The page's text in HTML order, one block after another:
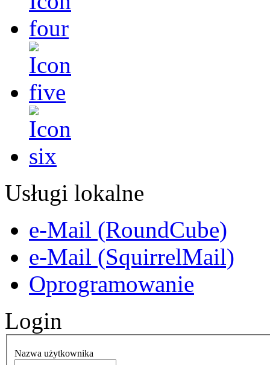
Usługi lokalne
e-Mail (RoundCube)
e-Mail (SquirrelMail)
Oprogramowanie
Login
Nazwa użytkownika